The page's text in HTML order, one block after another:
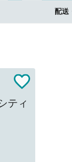
配送
ティ